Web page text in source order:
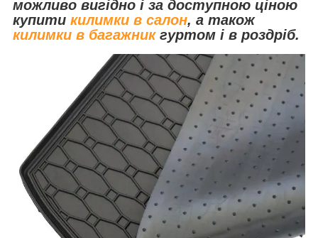
можливо вигідно і за доступною ціною
купити килимки в салон, а також
килимки в багажникгуртом і в роздріб.